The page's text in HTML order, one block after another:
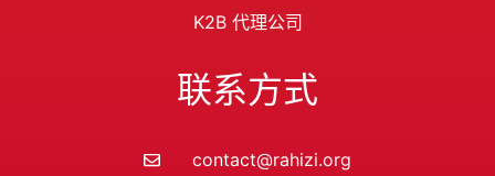
K2B 代理公司
联系方式
contact@rahizi.org